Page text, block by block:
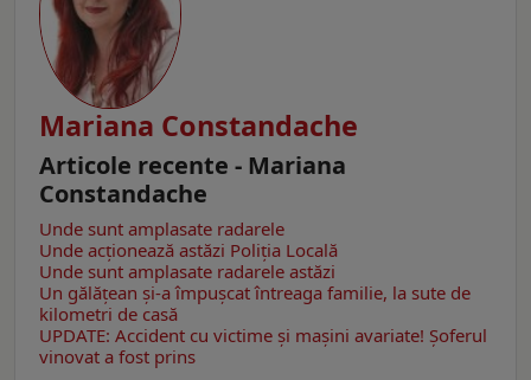
Mariana Constandache
Articole recente - Mariana
Constandache
Unde sunt amplasate radarele
Unde acționează astăzi Poliția Locală
Unde sunt amplasate radarele astăzi
Un gălăţean și-a împușcat întreaga familie, la sute de
kilometri de casă
UPDATE: Accident cu victime și mașini avariate! Șoferul
vinovat a fost prins